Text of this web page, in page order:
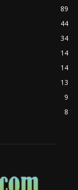
89
44
34
14
14
13
9
8